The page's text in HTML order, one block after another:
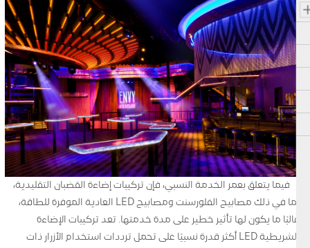
فيما يتعلق بعمر الخدمة النسبي، فإن تركيبات إضاءة القضبان التقليدية،
بما في ذلك مصابيح الفلورسنت ومصابيح LED العادية الموفرة للطاقة،
غالبًا ما يكون لها تأثير خطير على مدة خدمتها. تعد تركيبات الإضاءة
الشريطية LED أكثر قدرة نسبيًا على تحمل ترددات استخدام الأزرار ذات